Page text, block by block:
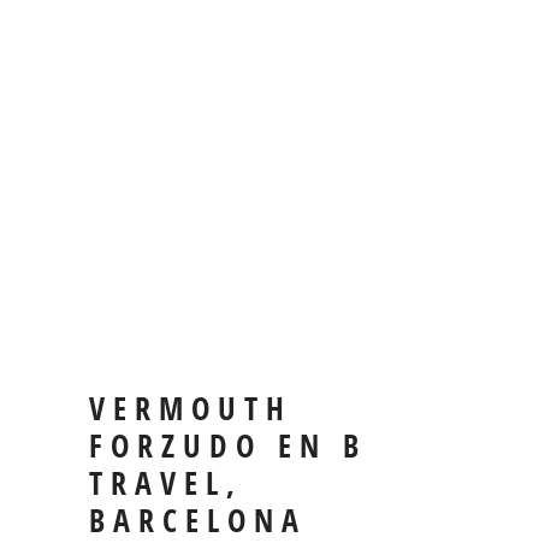
VERMOUTH
FORZUDO EN B
TRAVEL,
BARCELONA